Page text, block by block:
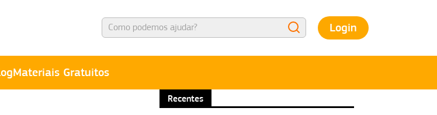
Login
Materiais Gratuitos
Recentes